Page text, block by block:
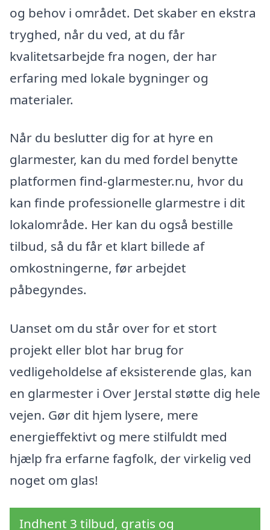
og behov i området. Det skaber en ekstra
tryghed, når du ved, at du får
kvalitetsarbejde fra nogen, der har
erfaring med lokale bygninger og
materialer.
Når du beslutter dig for at hyre en
glarmester, kan du med fordel benytte
platformen find-glarmester.nu, hvor du
kan finde professionelle glarmestre i dit
lokalområde. Her kan du også bestille
tilbud, så du får et klart billede af
omkostningerne, før arbejdet
påbegyndes.
Uanset om du står over for et stort
projekt eller blot har brug for
vedligeholdelse af eksisterende glas, kan
en glarmester i Over Jerstal støtte dig hele
vejen. Gør dit hjem lysere, mere
energieffektivt og mere stilfuldt med
hjælp fra erfarne fagfolk, der virkelig ved
noget om glas!
Indhent 3 tilbud, gratis og